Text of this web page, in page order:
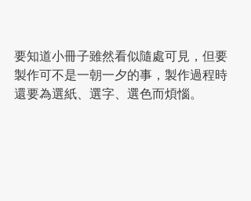
要知道小冊子雖然看似隨處可見，但要
製作可不是一朝一夕的事，製作過程時
還要為選紙、選字、選色而煩惱。